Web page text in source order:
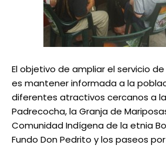
El objetivo de ampliar el servicio
es mantener informada a la
diferentes atractivos cercanos a
Padrecocha, la Granja de
Comunidad Indígena de la etnia
Fundo Don Pedrito y los paseos